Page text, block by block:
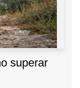
superar